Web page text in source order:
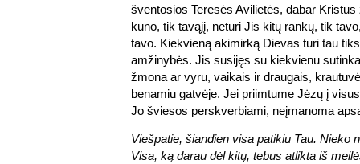
šventosios Teresės Avilietės, dabar
kūno, tik tavąjį, neturi Jis kitų rankų, tik
tavo. Kiekvieną akimirką Dievas turi tau
amžinybės. Jis susijęs su kiekvienu
žmona ar vyru, vaikais ir draugais,
benamiu gatvėje. Jei priimtume Jėzų į
Jo šviesos perskverbiami, neįmanoma
Viešpatie, šiandien visa patikiu Tau. Nieko
Visa, ką darau dėl kitų, tebus atlikta iš